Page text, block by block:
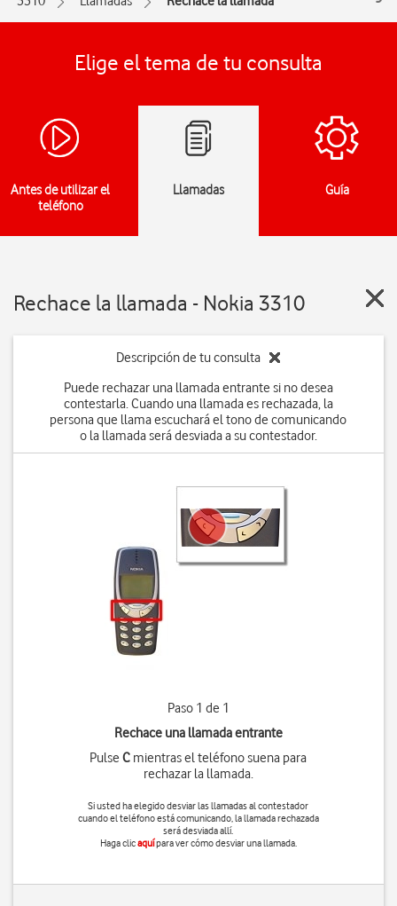
Elige el tema de tu consulta
Antes de utilizar el
teléfono
Llamadas Guía
Rechace la llamada - Nokia 3310
Descripción de tu consulta
Puede rechazar una llamada entrante si no desea
contestarla. Cuando una llamada es rechazada, la
persona que llama escuchará el tono de comunicando
o la llamada será desviada a su contestador.
Paso 1 de 1
Rechace una llamada entrante
PulseC mientras el teléfono suena para
rechazar la llamada.
Si usted ha elegido desviar las llamadas al contestador
cuando el teléfono está comunicando, la llamada rechazada
será desviada allí.
Haga clicaquípara ver cómo desviar una llamada.